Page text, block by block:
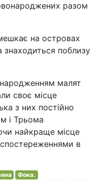
разом
на островах
знаходиться поблизу
малят
своє місце
з них постійно
і Трьома
найкраще місце
спостереженнями в
Фока.